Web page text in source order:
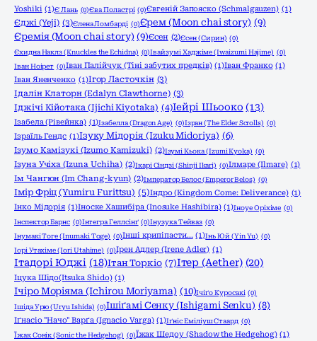
Yoshiki (1)Є Лань (0)Єва Поластрі (0)Євгеній Запояско (Schmalgauzen) (1)
Єджі (Yeji) (3)Єлена Ломбарді (0)Єрем (Moon chai story) (9)
Єремія (Moon chai story) (9)Єсен (2)Єсен (Сирин) (0)
Єхидна Наклз (Knuckles the Echidna) (0)Івайзумі Хаджіме (Iwaizumi Hajime) (0)
Іван Ноірет (0)Іван Палійчук (Тіні забутих предків) (1)Іван Франко (1)
Іван Яненченко (1)Ігор Ласточкін (3)
Ідалін Клаторн (Edalyn Clawthorne) (3)
Іджічі Кійотака (Ijichi Kiyotaka) (4)Іейрі Шьооко (13)
Ізабела (Рівейнка) (1)Ізабелла (Dragon Age) (0)Ізран (The Elder Scrolls) (0)
Ізраїль Гендс (1)Ізуку Мідорія (Izuku Midoriya) (6)
Ізумо Камізукі (Izumo Kamizuki) (2)Ізумі Кьока (Izumi Kyoka) (0)
Ізуна Учіха (Izuna Uchiha) (2)Ікарі Сіндзі (Shinji Ikari) (0)Ілмаре (Ilmare) (1)
Ім Чангюн (Im Chang-kyun) (2)Імператор Белос (Emperor Belos) (0)
Імір Фріц (Yumiru Furittsu) (5)Індро (Kingdom Come: Deliverance) (1)
Інко Мідорія (1)Іноске Хашибіра (Inosuke Hashibira) (1)Іноуе Оріхіме (0)
Інспектор Барнс (0)Інтегра Геллсінґ (0)Інузука Тейваз (0)
Інумакі Тоге (Inumaki Toge) (0)Інші крипіпасти... (1)Інь Юй (Yin Yu) (0)
Іорі Утахіме (Iori Utahime) (0)Ірен Адлер (Irene Adler) (1)
Ітадорі Юджі (18)Ітан Торкіо (7)Ітер (Aether) (20)
Іцука Шідо(Itsuka Shido) (1)
Ічіро Моріяма (Ichirou Moriyama) (10)Ічіґо Куросакі (0)
Ішіда Урю (Uryu Ishida) (0)Ішіґамі Сенку (Ishigami Senku) (8)
Іґнасіо "Начо" Варґа (Ignacio Varga) (1)Іґніс Еміліуш Стаард (0)
Їжак Сонік (Sonic the Hedgehog) (0)Їжак Шедоу (Shadow the Hedgehog) (1)